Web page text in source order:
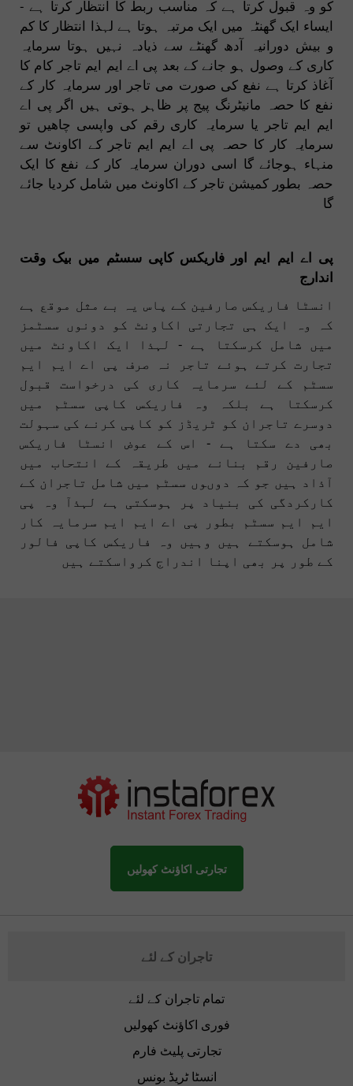
کو وہ قبول کرتا ہے کہ مناسب ربط کا انتظار کرتا ہے -
ایساء ایک گھنٹہ میں ایک مرتبہ ہوتا ہے لہذا انتظار کا کم
و بیش دورانیہ آدھ گھنٹے سے ذیادہ نہیں ہوتا سرمایہ
کاری کے وصول ہو جانے کے بعد پی اے ایم ایم تاجر کام کا
آغاذ کرتا ہے نفع کی صورت می تاجر اور سرمایہ کار کے
نفع کا حصہ مانیٹرنگ پیج پر ظاہر ہوتی ہیں اگر پی اے
ایم ایم تاجر یا سرمایہ کاری رقم کی واپسی چاھیں تو
سرمایہ کار کا حصہ پی اے ایم ایم تاجر کے اکاونٹ سے
منہاء ہوجائے گا اسی دوران سرمایہ کار کے نفع کا ایک
حصہ بطور کمیشن تاجر کے اکاونٹ میں شامل کردیا جائے
گا
پی اے ایم ایم اور فاریکس کاپی سسٹم میں بیک وقت
اندارج
انسٹا فاریکس صارفین کے پاس یہ بے مثل موقع ہے
کہ وہ ایک ہی تجارتی اکاونٹ کو دونوں سسٹمز
میں شامل کرسکتا ہے - لہذا ایک اکاونٹ میں
تجارت کرتے ہوئے تاجر نہ صرف پی اے ایم ایم
سسٹم کے لئے سرمایہ کاری کی درخواست قبول
کرسکتا ہے بلکہ وہ فاریکس کاپی سسٹم میں
دوسرے تاجران کو ٹریڈز کو کاپی کرنے کی سہولت
بھی دے سکتا ہے - اس کے عوض انسٹا فاریکس
صارفین رقم بنانے میں طریقہ کے انتحاب میں
آذاد ہیں جو کہ دوںوں سسٹم میں شامل تاجران کے
کارکردگی کی بنیاد پر ہوسکتی ہے لہذآ وہ پی
ایم ایم سسٹم بطور پی اے ایم ایم سرمایہ کار
شامل ہوسکتے ہیں وہیں وہ فاریکس کاپی فالور
کے طور پر بھی اپنا اندراج کرواسکتے ہیں
تجارتی اکاؤنٹ کھولیں
تاجران کے لئے
تمام تاجران کے لئے
فوری اکاؤنٹ کھولیں
تجارتی پلیٹ فارم
انسٹا ٹریڈ بونس